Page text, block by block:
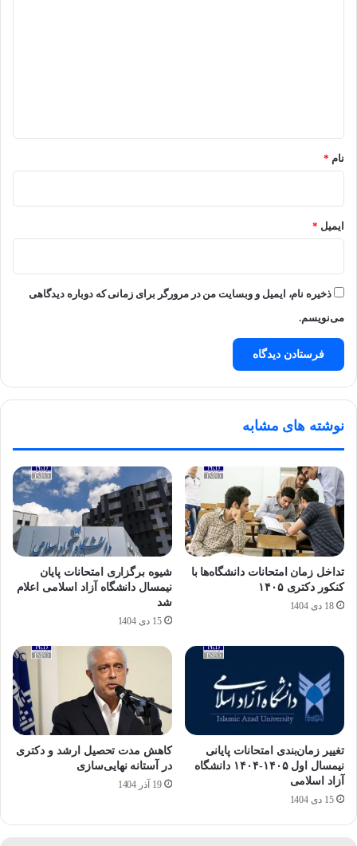
نام *
ایمیل *
ذخیره نام، ایمیل و وبسایت من در مرورگر برای زمانی که دوباره دیدگاهی
می‌نویسم.
نوشته های مشابه
تداخل زمان امتحانات دانشگاه‌ها با
کنکور دکتری ۱۴۰۵
18 دی 1404
شیوه برگزاری امتحانات پایان
نیمسال دانشگاه آزاد اسلامی اعلام
شد
15 دی 1404
تغییر زمان‌بندی امتحانات پایانی
نیمسال اول ۱۴۰۵-۱۴۰۴ دانشگاه
آزاد اسلامی
15 دی 1404
کاهش مدت تحصیل ارشد و دکتری
در آستانه نهایی‌سازی
19 آذر 1404